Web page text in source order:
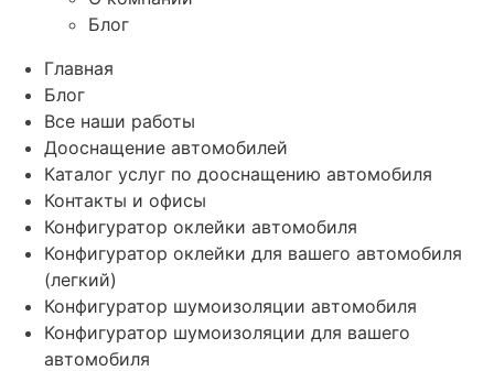
Блог
Главная
Блог
Все наши работы
Дооснащение автомобилей
Каталог услуг по дооснащению автомобиля
Контакты и офисы
Конфигуратор оклейки автомобиля
Конфигуратор оклейки для вашего автомобиля
(легкий)
Конфигуратор шумоизоляции автомобиля
Конфигуратор шумоизоляции для вашего
автомобиля